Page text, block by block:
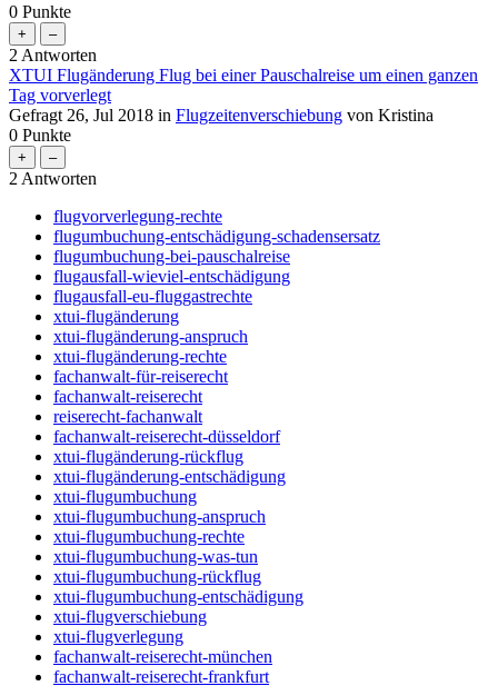
0 Punkte
2 Antworten
XTUI Flugänderung Flug bei einer Pauschalreise um einen ganzen
Tag vorverlegt
Gefragt 26, Jul 2018 in Flugzeitenverschiebung von Kristina
0 Punkte
2 Antworten
flugvorverlegung-rechte
flugumbuchung-entschädigung-schadensersatz
flugumbuchung-bei-pauschalreise
flugausfall-wieviel-entschädigung
flugausfall-eu-fluggastrechte
xtui-flugänderung
xtui-flugänderung-anspruch
xtui-flugänderung-rechte
fachanwalt-für-reiserecht
fachanwalt-reiserecht
reiserecht-fachanwalt
fachanwalt-reiserecht-düsseldorf
xtui-flugänderung-rückflug
xtui-flugänderung-entschädigung
xtui-flugumbuchung
xtui-flugumbuchung-anspruch
xtui-flugumbuchung-rechte
xtui-flugumbuchung-was-tun
xtui-flugumbuchung-rückflug
xtui-flugumbuchung-entschädigung
xtui-flugverschiebung
xtui-flugverlegung
fachanwalt-reiserecht-münchen
fachanwalt-reiserecht-frankfurt